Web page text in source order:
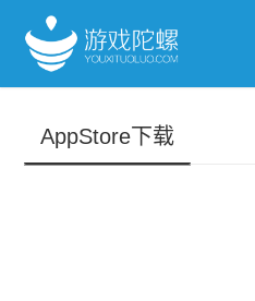
AppStore下载